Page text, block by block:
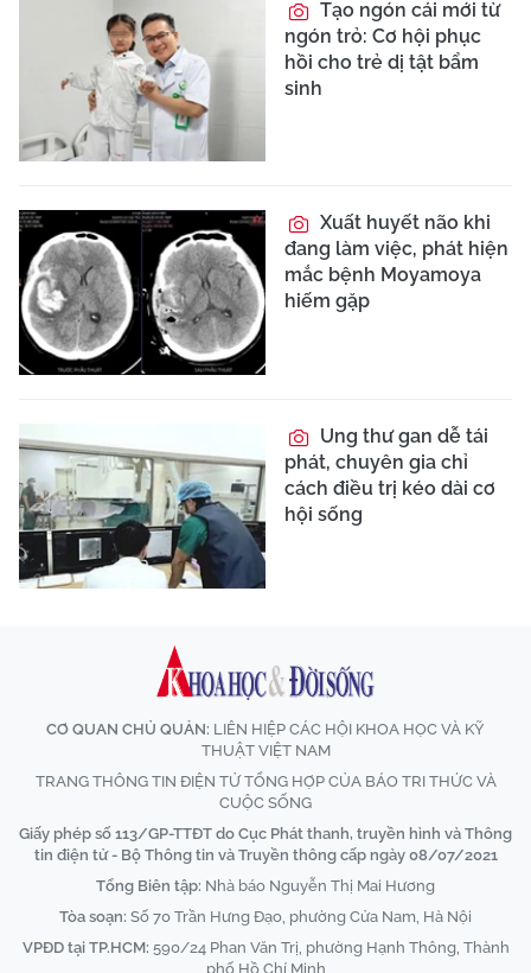
Tạo ngón cái mới từ
ngón trỏ: Cơ hội phục
hồi cho trẻ dị tật bẩm
sinh
Xuất huyết não khi
đang làm việc, phát hiện
mắc bệnh Moyamoya
hiếm gặp
Ung thư gan dễ tái
phát, chuyên gia chỉ
cách điều trị kéo dài cơ
hội sống
CƠ QUAN CHỦ QUẢN: LIÊN HIỆP CÁC HỘI KHOA HỌC VÀ KỸ
THUẬT VIỆT NAM
TRANG THÔNG TIN ĐIỆN TỬ TỔNG HỢP CỦA BÁO TRI THỨC VÀ
CUỘC SỐNG
Giấy phép số 113/GP-TTĐT do Cục Phát thanh, truyền hình và Thông
tin điện tử - Bộ Thông tin và Truyền thông cấp ngày 08/07/2021
Tổng Biên tập: Nhà báo Nguyễn Thị Mai Hương
Tòa soạn: Số 70 Trần Hưng Đạo, phường Cửa Nam, Hà Nội
VPĐD tại TP.HCM: 590/24 Phan Văn Trị, phường Hạnh Thông, Thành
phố Hồ Chí Minh